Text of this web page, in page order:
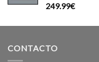
Valorado
249.99€
CONTACTO